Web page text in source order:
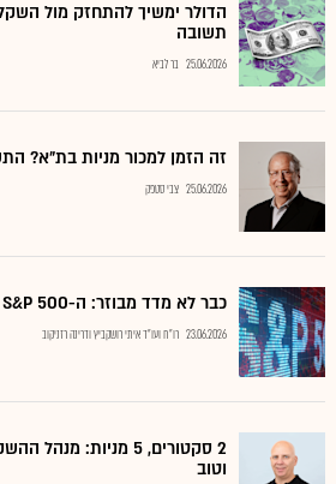
הדולר ימשיך להתחזק מול
תשובה
25.06.2026 בר לביא
זה הזמן למכור מניות בת"א?
25.06.2026 צבי סטפק
כבר לא מדד מבוזר: ה-S&P 500 הפך להימור מרוכז על AI
23.06.2026 רו"ח ועו"ד איתי רושקביץ ודרינה רזניקוב
2 סקטורים, 5 מניות:
וטוב